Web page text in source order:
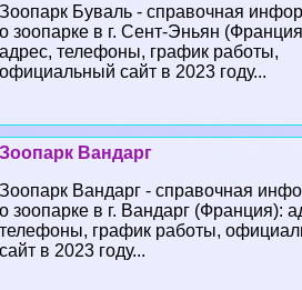
Зоопарк Буваль - справочная
о зоопарке в г. Сент-Эньян
адрес, телефоны, график работы,
официальный сайт в 2023 году...
Зоопарк Вандарг
Зоопарк Вандарг - справочная
о зоопарке в г. Вандарг (Франция):
телефоны, график работы,
сайт в 2023 году...